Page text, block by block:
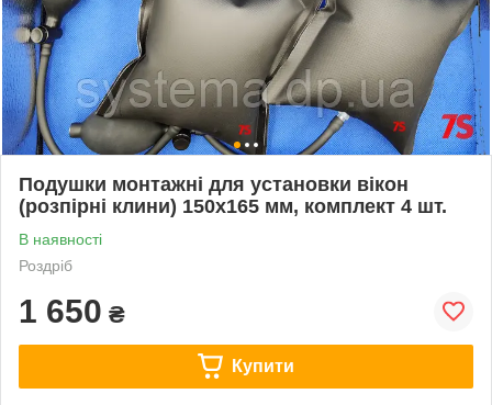
Подушки монтажні для установки вікон
(розпірні клини) 150х165 мм, комплект 4 шт.
В наявності
Роздріб
1 650 ₴
Купити